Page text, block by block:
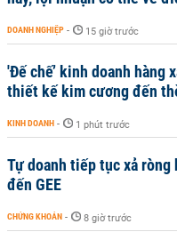
DOANH NGHIỆP - 15 giờ trước
'Đế chế’ kinh doanh hàng
thiết kế kim cương đến
KINH DOANH - 1 phút trước
Tự doanh tiếp tục xả
đến GEE
CHỨNG KHOÁN - 8 giờ trước